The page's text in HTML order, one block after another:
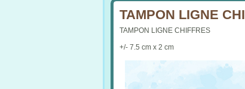
TAMPON LIGNE
TAMPON LIGNE CHIFFRES
+/- 7.5 cm x 2 cm